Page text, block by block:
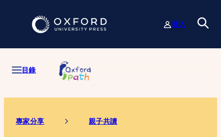
內
登入
目錄
專家分享 親子共讀